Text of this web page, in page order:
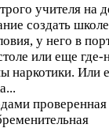
учителя на
создать школе
у него в
или еще где-
наркотики. Или